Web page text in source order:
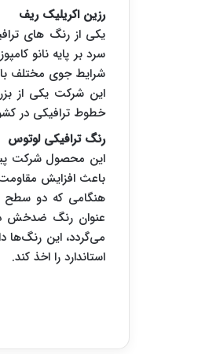
رزین اکریلیک ریف
یکی از رنگ های
سرد بر پایه نانو
شرایط جوی مختلف
این شرکت یکی از
خطوط ترافیکی در
رنگ ترافیکی لوتوس
این محصول شرکت
باعث افزایش
هنگامی که دو سطح
عنوان رنگ ضد‌خش
می‌گردد، این رنگ‌ها
استاندارد را اخذ کند.